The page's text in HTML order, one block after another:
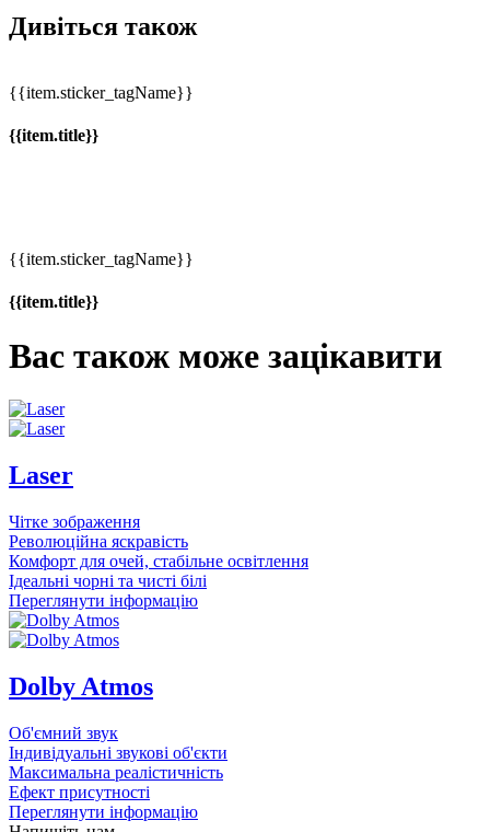
Дивіться також
{{item.sticker_tagName}}
{{item.title}}
{{item.sticker_tagName}}
{{item.title}}
Вас також може зацікавити
Laser
Чітке зображення
Революційна яскравість
Комфорт для очей, стабільне освітлення
Ідеальні чорні та чисті білі
Переглянути інформацію
Dolby Atmos
Об'ємний звук
Індивідуальні звукові об'єкти
Максимальна реалістичність
Ефект присутності
Переглянути інформацію